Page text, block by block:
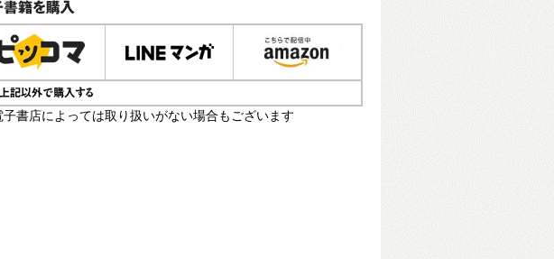
籍で購入
書店によっては取り扱いがない場合もございます